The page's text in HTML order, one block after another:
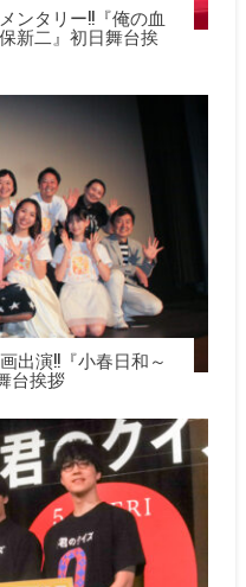
ンタリー!!『俺の血
新二』初日舞台挨
出演!!『小春日和～
台挨拶